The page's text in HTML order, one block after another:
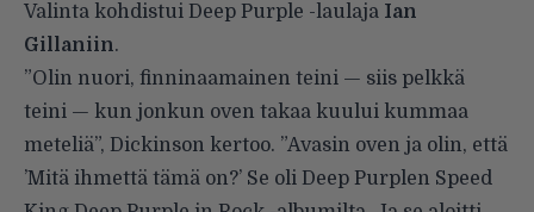
Valinta kohdistui Deep Purple -laulaja Ian
Gillaniin.
”Olin nuori, finninaamainen teini — siis pelkkä
teini — kun jonkun oven takaa kuului kummaa
meteliä”, Dickinson kertoo. ”Avasin oven ja olin, että
’Mitä ihmettä tämä on?’ Se oli Deep Purplen Speed